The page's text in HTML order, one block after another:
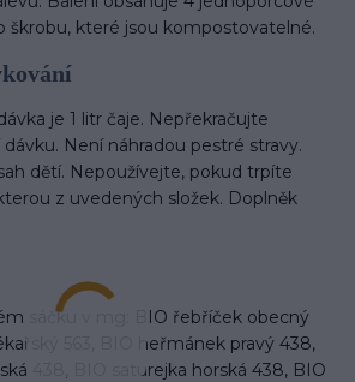
škrobu, které jsou kompostovatelné.
je 1 litr čaje. Nepřekračujte
Není náhradou pestré stravy.
dětí. Nepoužívejte, pokud trpíte
z uvedených složek. Doplněk
sáčku v mg: BIO řebříček obecný
563, BIO heřmánek pravý 438,
438, BIO saturejka horská 438, BIO